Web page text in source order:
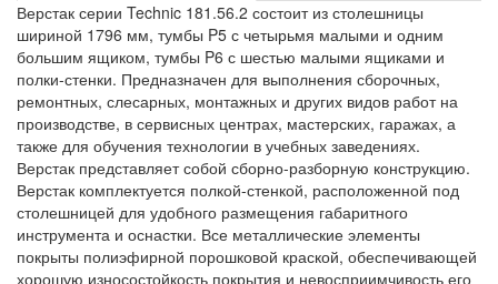
Верстак серии Technic 181.56.2 состоит из столешницы
шириной 1796 мм, тумбы P5 с четырьмя малыми и одним
большим ящиком, тумбы P6 с шестью малыми ящиками и
полки-стенки. Предназначен для выполнения сборочных,
ремонтных, слесарных, монтажных и других видов работ на
производстве, в сервисных центрах, мастерских, гаражах, а
также для обучения технологии в учебных заведениях.
Верстак представляет собой сборно-разборную конструкцию.
Верстак комплектуется полкой-стенкой, расположенной под
столешницей для удобного размещения габаритного
инструмента и оснастки. Все металлические элементы
покрыты полиэфирной порошковой краской, обеспечивающей
хорошую износостойкость покрытия и невосприимчивость его